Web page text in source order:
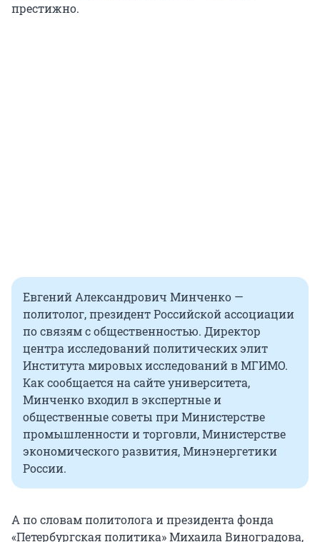
престижно.
Евгений Александрович Минченко —
политолог, президент Российской ассоциации
по связям с общественностью. Директор
центра исследований политических элит
Института мировых исследований в МГИМО.
Как сообщается на сайте университета,
Минченко входил в экспертные и
общественные советы при Министерстве
промышленности и торговли, Министерстве
экономического развития, Минэнергетики
России.
А по словам политолога и президента фонда
«Петербургская политика» Михаила Виноградова,